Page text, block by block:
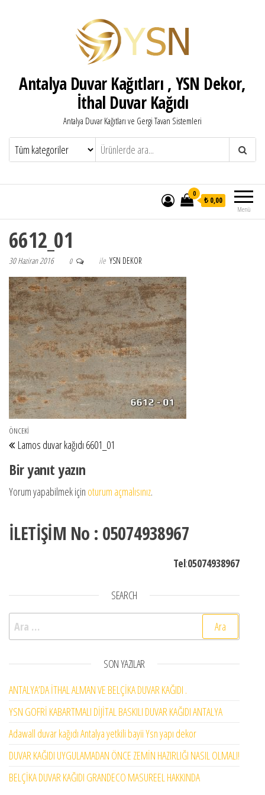
Antalya Duvar Kağıtları , YSN Dekor,
İthal Duvar Kağıdı
Antalya Duvar Kağıtları ve Gergi Tavan Sistemleri
Menü
0
₺ 0,00
6612_01
30 Haziran 2016 0 ile YSN DEKOR
Yazı gezinmesi
Önceki Yazı
ÖNCEKI
Lamos duvar kağıdı 6601_01
Bir yanıt yazın
Yorum yapabilmek için oturum açmalısınız.
İLETİŞİM No : 05074938967
Tel:05074938967
SEARCH
Arama:
SON YAZILAR
ANTALYA’DA İTHAL ALMAN VE BELÇİKA DUVAR KAĞIDI .
YSN GOFRİ KABARTMALI DİJİTAL BASKILI DUVAR KAĞIDI ANTALYA
Adawall duvar kağıdı Antalya yetkili bayii Ysn yapı dekor
DUVAR KAĞIDI UYGULAMADAN ÖNCE ZEMİN HAZIRLIĞI NASIL OLMALI!
BELÇİKA DUVAR KAĞIDI GRANDECO MASUREEL HAKKINDA